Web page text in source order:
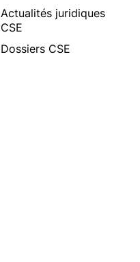
Actualités juridiques
CSE
Dossiers CSE